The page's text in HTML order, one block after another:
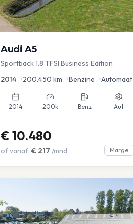
Audi A5
Sportback 1.8 TFSI Business Edition
2014 •200.450 km •Benzine •Automaat
2014 200k Benz Aut
€ 10.480
of vanaf: € 217 /mnd Marge